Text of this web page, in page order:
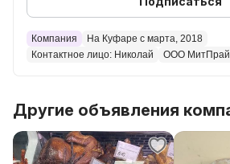
Время работыс с 10.00 до 20.00.
Наличие определенного товара,
при заказе от 40р.
Бесплатная доставка по Минску,
при заказе от 200р.
Компания
На Куфаре с марта, 2018
Контактное лицо: Николай
ООО
Другие объявления